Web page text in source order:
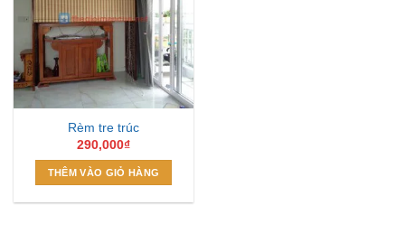
Add to
Wishlist
Rèm tre trúc
290,000₫
THÊM VÀO GIỎ HÀNG